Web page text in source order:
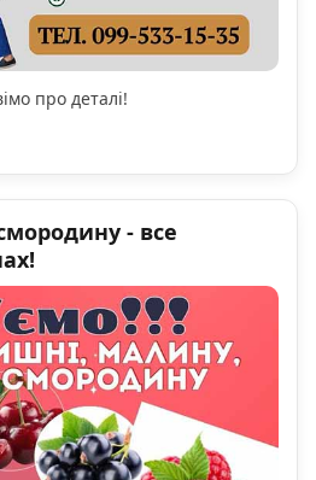
про деталі!
- все